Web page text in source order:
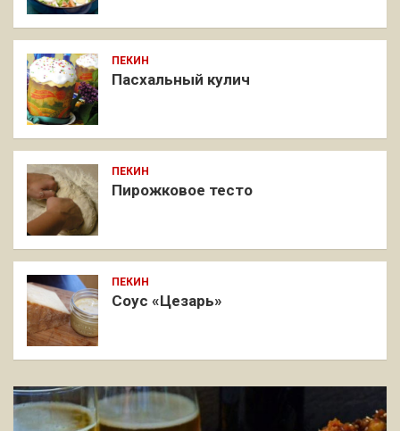
ПЕКИН
Пасхальный кулич
ПЕКИН
Пирожковое тесто
ПЕКИН
Соус «Цезарь»